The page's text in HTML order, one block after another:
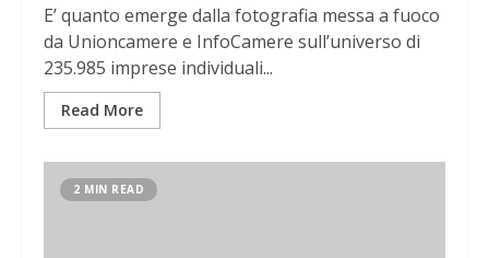
E’ quanto emerge dalla fotografia messa a fuoco
da Unioncamere e InfoCamere sull’universo di
235.985 imprese individuali...
Read More
2 MIN READ